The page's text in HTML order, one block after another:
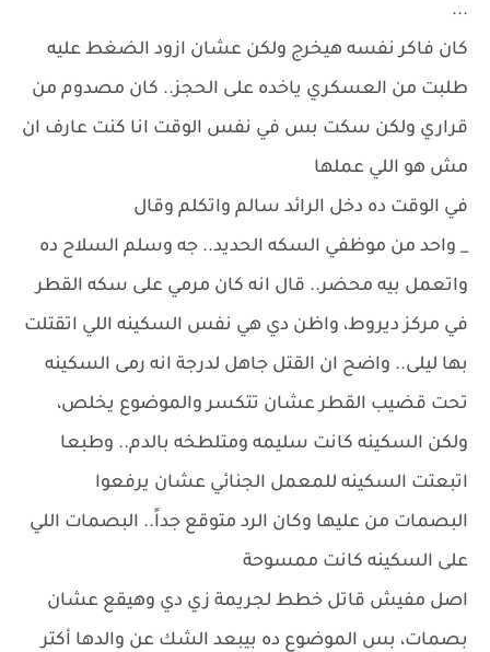
...
كان فاكر نفسه هيخرج ولكن عشان ازود الضغط عليه
طلبت من العسكري ياخده على الحجز.. كان مصدوم من
قراري ولكن سكت بس في نفس الوقت انا كنت عارف ان
مش هو اللي عملها
في الوقت ده دخل الرائد سالم واتكلم وقال
_ واحد من موظفي السكه الحديد.. جه وسلم السلاح ده
واتعمل بيه محضر.. قال انه كان مرمي على سكه القطر
في مركز ديروط، واظن دي هي نفس السكينه اللي اتقتلت
بها ليلى.. واضح ان القتل جاهل لدرجة انه رمى السكينه
تحت قضيب القطر عشان تتكسر والموضوع يخلص،
ولكن السكينه كانت سليمه ومتلطخه بالدم.. وطبعا
اتبعتت السكينه للمعمل الجنائي عشان يرفعوا
البصمات من عليها وكان الرد متوقع جداً.. البصمات اللي
على السكينه كانت ممسوحة
اصل مفيش قاتل خطط لجريمة زي دي وهيقع عشان
بصمات، بس الموضوع ده بيبعد الشك عن والدها أكتر